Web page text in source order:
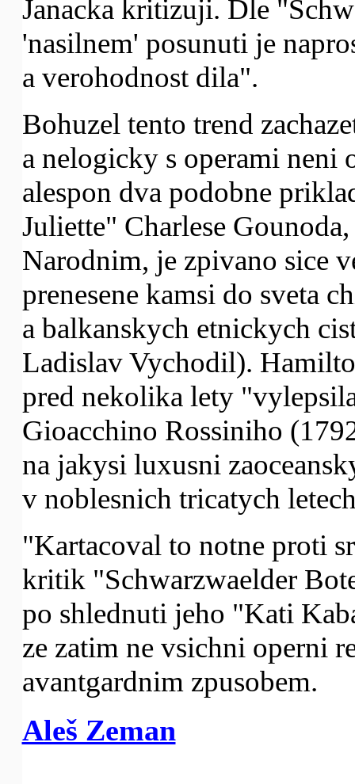
Janacka kritizuji. Dle
'nasilnem' posunuti je
a verohodnost dila".
Bohuzel tento trend
a nelogicky s operami neni
alespon dva podobne
Juliette" Charlese
Narodnim, je zpivano sice
prenesene kamsi do sveta
a balkanskych etnickych
Ladislav Vychodil).
pred nekolika lety
Gioacchino Rossiniho
na jakysi luxusni
v noblesnich tricatych
"Kartacoval to notne proti
kritik "Schwarzwaelder
po shlednuti jeho "Kati
ze zatim ne vsichni operni
avantgardnim zpusobem.
Aleš Zeman